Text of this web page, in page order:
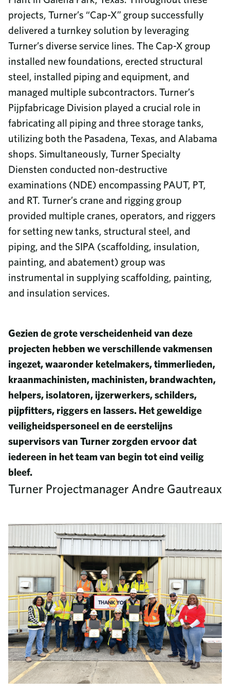
projects, Turner’s “Cap-X” group successfully
delivered a turnkey solution by leveraging
Turner’s diverse service lines. The Cap-X group
installed new foundations, erected structural
steel, installed piping and equipment, and
managed multiple subcontractors. Turner’s
Pijpfabricage Division played a crucial role in
fabricating all piping and three storage tanks,
utilizing both the Pasadena, Texas, and Alabama
shops. Simultaneously, Turner Specialty
Diensten conducted non-destructive
examinations (NDE) encompassing PAUT, PT,
and RT. Turner’s crane and rigging group
provided multiple cranes, operators, and riggers
for setting new tanks, structural steel, and
piping, and the SIPA (scaffolding, insulation,
painting, and abatement) group was
instrumental in supplying scaffolding, painting,
and insulation services.
Gezien de grote verscheidenheid van deze
projecten hebben we verschillende vakmensen
ingezet, waaronder ketelmakers, timmerlieden,
kraanmachinisten, machinisten, brandwachten,
helpers, isolatoren, ijzerwerkers, schilders,
pijpfitters, riggers en lassers. Het geweldige
veiligheidspersoneel en de eerstelijns
supervisors van Turner zorgden ervoor dat
iedereen in het team van begin tot eind veilig
bleef.
Turner Projectmanager Andre Gautreaux